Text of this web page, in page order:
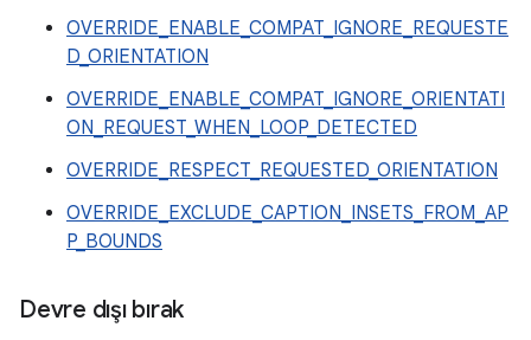
OVERRIDE_ENABLE_COMPAT_IGNORE_REQUESTE
D_ORIENTATION
OVERRIDE_ENABLE_COMPAT_IGNORE_ORIENTATI
ON_REQUEST_WHEN_LOOP_DETECTED
OVERRIDE_RESPECT_REQUESTED_ORIENTATION
OVERRIDE_EXCLUDE_CAPTION_INSETS_FROM_AP
P_BOUNDS
Devre dışı bırak